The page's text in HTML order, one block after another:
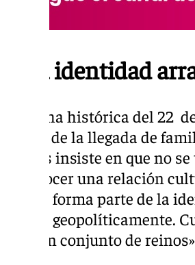
Una identidad
La fecha histórica del 22
oficial de la llegada de
Vargas insiste en que no
reconocer una relación
gitano forma parte de la
creara geopolíticamente.
sino un conjunto de